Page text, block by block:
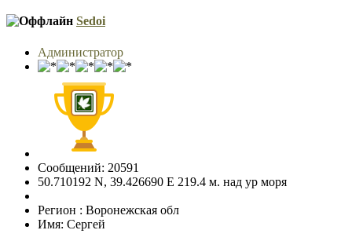
Sedoi
Администратор
Сообщений: 20591
50.710192 N, 39.426690 E 219.4 м. над ур моря
Регион : Воронежская обл
Имя: Сергей